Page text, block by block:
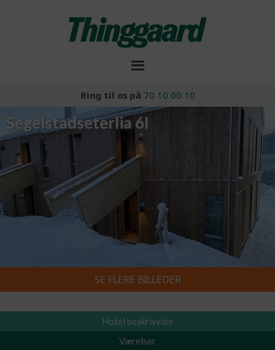
Ring til os på 70 10 00 10
Segelstadseterlia 6I
SE FLERE BILLEDER
Segelstadseterlia 6I
Hotel beskrivelse
Værelser